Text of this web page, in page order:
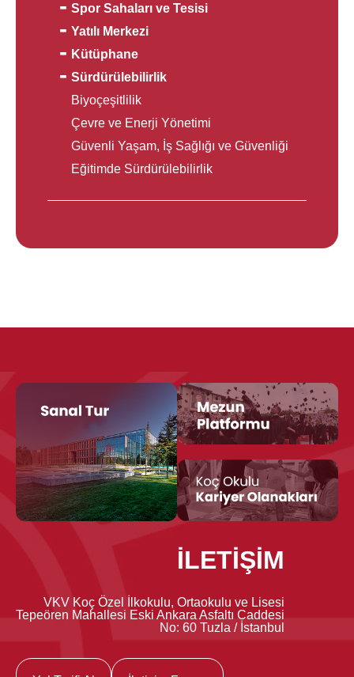
Spor Sahaları ve Tesisi
Yatılı Merkezi
Kütüphane
Sürdürülebilirlik
Biyoçeşitlilik
Çevre ve Enerji Yönetimi
Güvenli Yaşam, İş Sağlığı ve Güvenliği
Eğitimde Sürdürülebilirlik
İLETİŞİM
VKV Koç Özel İlkokulu, Ortaokulu ve Lisesi
Tepeören Mahallesi Eski Ankara Asfaltı Caddesi
No: 60 Tuzla / İstanbul